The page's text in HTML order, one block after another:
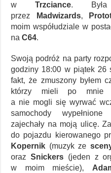
w Trzciance. Była
przez
Madwizards,
moim współudziale w
naC64.
Swoją podróż na party
godziny 18:00 w piątek 26
fakt, że zmuszony byłem
którzy mieli po mnie
a nie mogli się wyrwać
samochody
zajechały na moją ulicę.
do pojazdu kierowanego
Kopernik (muzyk ze
oraz Snickers (jeden z
w moim mieście),